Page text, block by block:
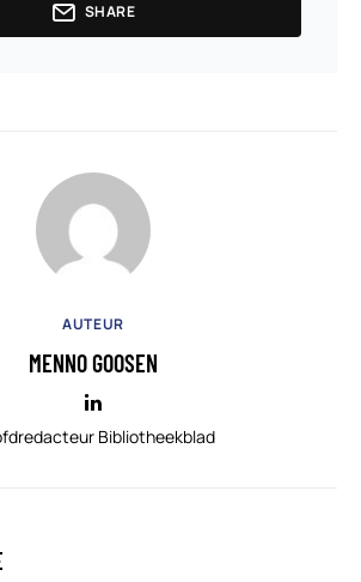
SHARE
AUTEUR
MENNO GOOSEN
Bibliotheekblad